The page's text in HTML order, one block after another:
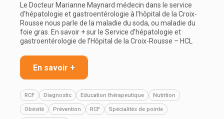
Le Docteur Marianne Maynard médecin dans le service
d’hépatologie et gastroentérologie à l’hôpital de la Croix-
Rousse nous parle de la maladie du soda, ou maladie du
foie gras. En savoir + sur le Service d’hépatologie et
gastroentérologie de l’Hôpital de la Croix-Rousse – HCL
En savoir +
RCF Diagnostic Education thérapeutique Nutrition
Obésité Prévention RCF Spécialités de pointe